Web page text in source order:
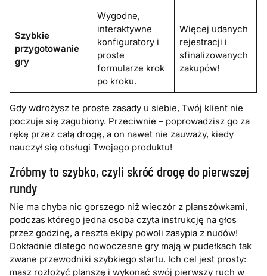
Szybkie
przygotowanie
gry
Wygodne,
interaktywne
konfiguratory i
proste
formularze krok
po kroku.
Więcej udanych
rejestracji i
sfinalizowanych
zakupów!
Gdy wdrożysz te proste zasady u siebie, Twój klient nie
poczuje się zagubiony. Przeciwnie – poprowadzisz go za
rękę przez całą drogę, a on nawet nie zauważy, kiedy
nauczył się obsługi Twojego produktu!
Zróbmy to szybko, czyli skróć drogę do pierwszej
rundy
Nie ma chyba nic gorszego niż wieczór z planszówkami,
podczas którego jedna osoba czyta instrukcję na głos
przez godzinę, a reszta ekipy powoli zasypia z nudów!
Dokładnie dlatego nowoczesne gry mają w pudełkach tak
zwane przewodniki szybkiego startu. Ich cel jest prosty:
masz rozłożyć planszę i wykonać swój pierwszy ruch w